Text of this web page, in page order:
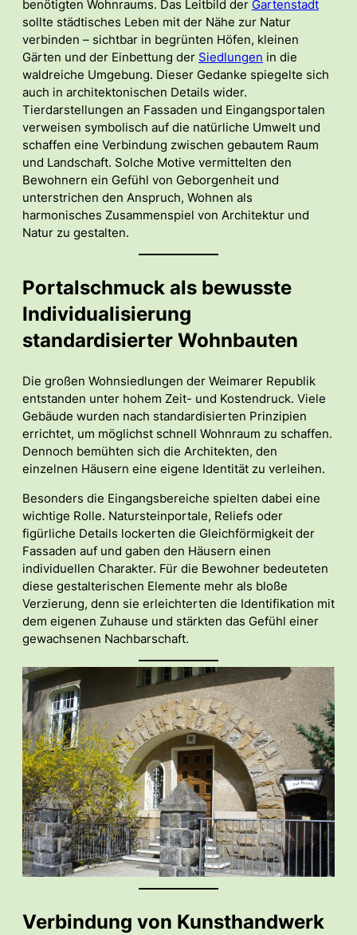
benötigten Wohnraums. Das Leitbild der Gartenstadt
sollte städtisches Leben mit der Nähe zur Natur
verbinden – sichtbar in begrünten Höfen, kleinen
Gärten und der Einbettung der Siedlungen in die
waldreiche Umgebung. Dieser Gedanke spiegelte sich
auch in architektonischen Details wider.
Tierdarstellungen an Fassaden und Eingangsportalen
verweisen symbolisch auf die natürliche Umwelt und
schaffen eine Verbindung zwischen gebautem Raum
und Landschaft. Solche Motive vermittelten den
Bewohnern ein Gefühl von Geborgenheit und
unterstrichen den Anspruch, Wohnen als
harmonisches Zusammenspiel von Architektur und
Natur zu gestalten.
Portalschmuck als bewusste
Individualisierung
standardisierter Wohnbauten
Die großen Wohnsiedlungen der Weimarer Republik
entstanden unter hohem Zeit- und Kostendruck. Viele
Gebäude wurden nach standardisierten Prinzipien
errichtet, um möglichst schnell Wohnraum zu schaffen.
Dennoch bemühten sich die Architekten, den
einzelnen Häusern eine eigene Identität zu verleihen.
Besonders die Eingangsbereiche spielten dabei eine
wichtige Rolle. Natursteinportale, Reliefs oder
figürliche Details lockerten die Gleichförmigkeit der
Fassaden auf und gaben den Häusern einen
individuellen Charakter. Für die Bewohner bedeuteten
diese gestalterischen Elemente mehr als bloße
Verzierung, denn sie erleichterten die Identifikation mit
dem eigenen Zuhause und stärkten das Gefühl einer
gewachsenen Nachbarschaft.
Verbindung von Kunsthandwerk